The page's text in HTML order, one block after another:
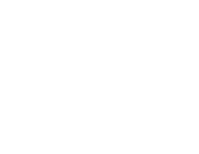
88